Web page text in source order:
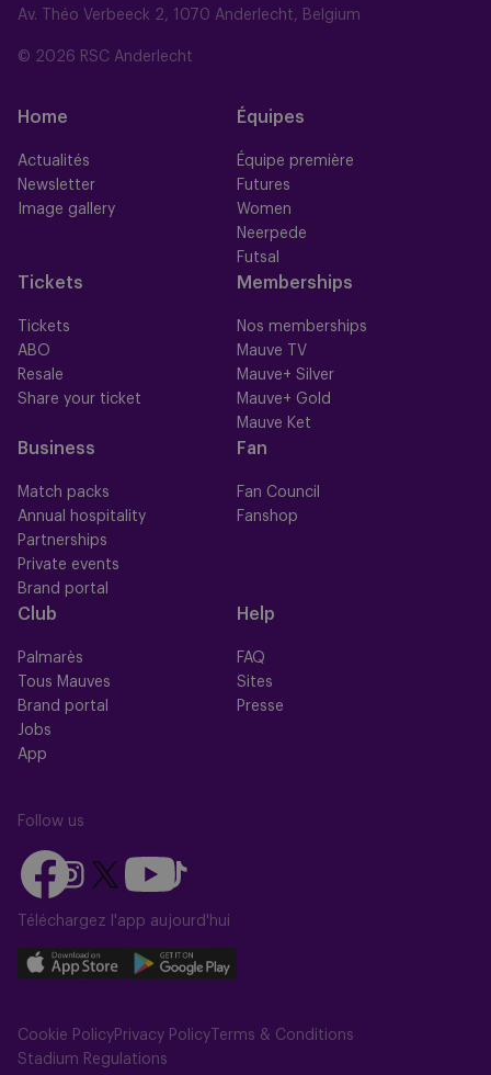
Av. Théo Verbeeck 2, 1070 Anderlecht, Belgium
© 2026 RSC Anderlecht
Home
Actualités
Newsletter
Image gallery
Équipes
Équipe première
Futures
Women
Neerpede
Futsal
Tickets
Tickets
ABO
Resale
Share your ticket
Memberships
Nos memberships
Mauve TV
Mauve+ Silver
Mauve+ Gold
Mauve Ket
Business
Match packs
Annual hospitality
Partnerships
Private events
Brand portal
Fan
Fan Council
Fanshop
Club
Palmarès
Tous Mauves
Brand portal
Jobs
App
Help
FAQ
Sites
Presse
Follow us
Follow
us
on
Follow
us
on
Instagram
Follow
on
X
(Twitter)
Follow
us
on
Follow
us
on
TikTok
Téléchargez l'app aujourd'hui
Download
on
the
Download
on
the
Cookie PolicyPrivacy Policy Terms & Conditions
Stadium Regulations